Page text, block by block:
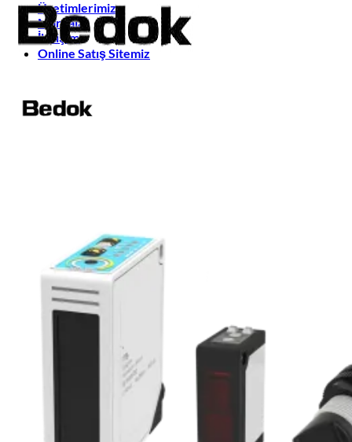
Üretimlerimiz
Markalar
İletişim
Online Satış Sitemiz